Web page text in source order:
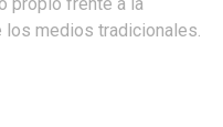
los medios tradicionales.